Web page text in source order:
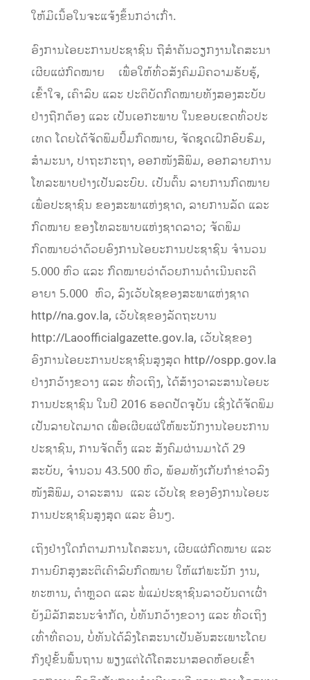
ໃຫ້ມີເນື້ອໃນຈະແຈ້ງຂຶ້ນກວ່າເກົ່າ.
ອົງການໄອຍະການປະຊາຊົນ ຖືສໍາຄັນວຽກງານໂຄສະນາ
ເຜີຍແຜ່ກົດໝາຍ ເພື່ອໃຫ້ທົ່ວສັງຄົມມີຄວາມຮັບຮູ້,
ເຂົ້າໃຈ, ເຄົາລົບ ແລະ ປະຕິບັດກົດໝາຍທັງສອງສະບັບ
ຢ່າງຖືກຕ້ອງ ແລະ ເປັນເອກະພາບ ໃນຂອບເຂດທົ່ວປະ
ເທດ ໂດຍໄດ້ຈັດພິມປຶ້ມກົດໝາຍ, ຈັດຊຸດເຝິກອົບຮົມ,
ສໍາມະນາ, ປາຖະກະຖາ, ອອກໜັງສືພິມ, ອອກລາຍການ
ໂທລະພາບຢ່າງເປັນລະບົບ. ເປັນຕົ້ນ ລາຍການກົດໝາຍ
ເພື່ອປະຊາຊົນ ຂອງສະພາແຫ່ງຊາດ, ລາຍການລັດ ແລະ
ກົດໝາຍ ຂອງໂທລະພາບແຫ່ງຊາດລາວ; ຈັດພິມ
ກົດໝາຍວ່າດ້ວຍອົງການໄອຍະການປະຊາຊົນ ຈໍານວນ
5.000 ຫົວ ແລະ ກົດໝາຍວ່າດ້ວຍການດໍາເນີນຄະດີ
ອາຍາ 5.000 ຫົວ, ລົງເວັບໄຊຂອງສະພາແຫ່ງຊາດ
http//na.gov.la, ເວັບໄຊຂອງລັດຖະບານ
http://Laoofficialgazette.gov.la, ເວັບໄຊຂອງ
ອົງການໄອຍະການປະຊາຊົນສູງສຸດ http//ospp.gov.la
ຢ່າງກວ້າງຂວາງ ແລະ ທົ່ວເຖິງ, ໄດ້ສ້າງວາລະສານໄອຍະ
ການປະຊາຊົນ ໃນປີ 2016 ຮອດປັດຈຸບັນ ເຊິ່ງໄດ້ຈັດພິມ
ເປັນລາຍໄຕມາດ ເພື່ອເຜີຍແຜ່ໃຫ້ພະນັກງານໄອຍະການ
ປະຊາຊົນ, ການຈັດຕັ້ງ ແລະ ສັງຄົມຜ່ານມາໄດ້ 29
ສະບັບ, ຈໍານວນ 43.500 ຫົວ, ພ້ອມທັງເກັບກໍາຂ່າວລົງ
ໜັງສືພິມ, ວາລະສານ ແລະ ເວັບໄຊ ຂອງອົງການໄອຍະ
ການປະຊາຊົນສູງສຸດ ແລະ ອື່ນໆ.
ເຖິງຢ່າງໃດກໍຕາມການໂຄສະນາ, ເຜີຍແຜ່ກົດໝາຍ ແລະ
ການຍົກສູງສະຕິເຄົາລົບກົດໝາຍ ໃຫ້ແກ່ພະນັກ ງານ,
ທະຫານ, ຕໍາຫຼວດ ແລະ ພໍ່ແມ່ປະຊາຊົນລາວບັນດາເຜົ່າ
ຍັງມີລັກສະນະຈໍາກັດ, ບໍ່ທັນກວ້າງຂວາງ ແລະ ທົ່ວເຖິງ
ເທົ່າທີ່ຄວນ, ບໍ່ທັນໄດ້ລົງໂຄສະນາເປັນອັນສະເພາະໂດຍ
ກົງຢູ່ຂັ້ນພື້ນຖານ ພຽງແຕ່ໄດ້ໂຄສະນາສອດຫ້ອຍເຂົ້າ